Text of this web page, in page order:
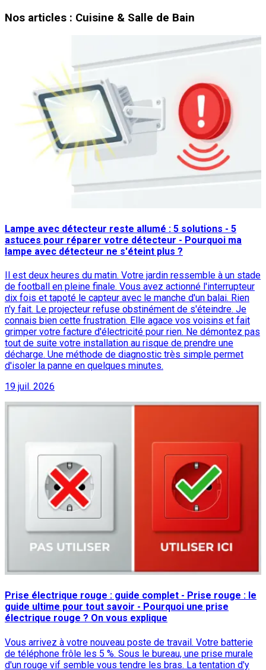
Nos articles : Cuisine & Salle de Bain
Lampe avec détecteur reste allumé : 5 solutions - 5
astuces pour réparer votre détecteur - Pourquoi ma
lampe avec détecteur ne s'éteint plus ?
Il est deux heures du matin. Votre jardin ressemble à un stade
de football en pleine finale. Vous avez actionné l'interrupteur
dix fois et tapoté le capteur avec le manche d'un balai. Rien
n'y fait. Le projecteur refuse obstinément de s'éteindre. Je
connais bien cette frustration. Elle agace vos voisins et fait
grimper votre facture d'électricité pour rien. Ne démontez pas
tout de suite votre installation au risque de prendre une
décharge. Une méthode de diagnostic très simple permet
d'isoler la panne en quelques minutes.
19 juil. 2026
Prise électrique rouge : guide complet - Prise rouge : le
guide ultime pour tout savoir - Pourquoi une prise
électrique rouge ? On vous explique
Vous arrivez à votre nouveau poste de travail. Votre batterie
de téléphone frôle les 5 %. Sous le bureau, une prise murale
d'un rouge vif semble vous tendre les bras. La tentation d'y